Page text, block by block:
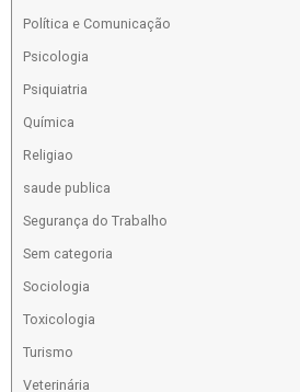
Política e Comunicação
Psicologia
Psiquiatria
Química
Religiao
saude publica
Segurança do Trabalho
Sem categoria
Sociologia
Toxicologia
Turismo
Veterinária